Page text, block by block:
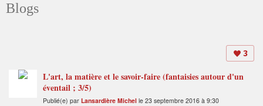
Blogs
3
L'art, la matière et le savoir-faire (fantaisies autour d'un
éventail ; 3/5)
Publié(e) par Lansardière Michel le 23 septembre 2016 à 9:30